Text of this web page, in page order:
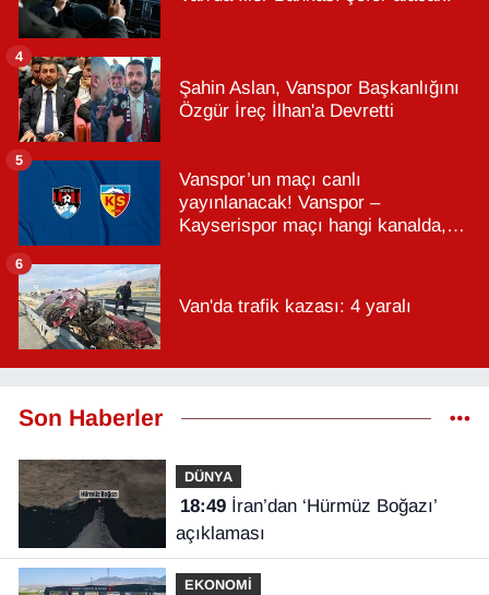
Şahin Aslan, Vanspor Başkanlığını
Özgür İreç İlhan'a Devretti
4
Vanspor’un maçı canlı
yayınlanacak! Vanspor –
Kayserispor maçı hangi kanalda,
5
Van'da trafik kazası: 4 yaralı
6
Son Haberler
DÜNYA
18:49İran’dan ‘Hürmüz Boğazı’
açıklaması
EKONOMİ